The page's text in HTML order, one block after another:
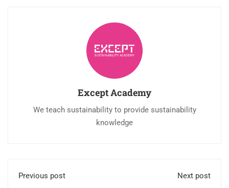
Except Academy
We teach sustainability to provide sustainability
knowledge
Previous post Next post